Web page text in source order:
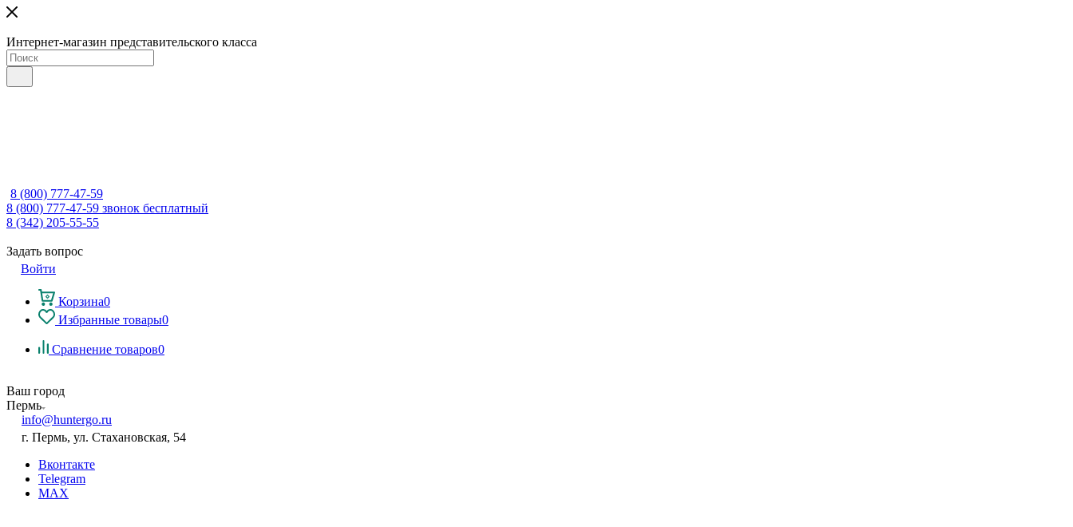
Интернет-магазин представительского класса
8 (800) 777-47-59
8 (800) 777-47-59 звонок бесплатный
8 (342) 205-55-55
Задать вопрос
Войти
Корзина0
Избранные товары0
Сравнение товаров0
Ваш город
Пермь
info@huntergo.ru
г. Пермь, ул. Стахановская, 54
Вконтакте
Telegram
MAX